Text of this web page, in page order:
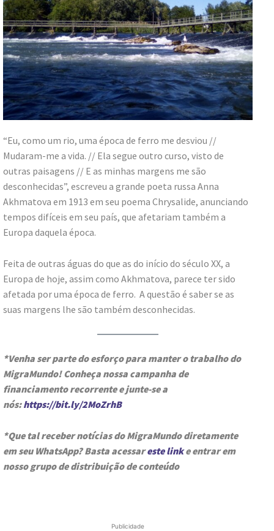
“Eu, como um rio, uma época de ferro me desviou //
Mudaram-me a vida. // Ela segue outro curso, visto de
outras paisagens // E as minhas margens me são
desconhecidas”, escreveu a grande poeta russa Anna
Akhmatova em 1913 em seu poema Chrysalide, anunciando
tempos difíceis em seu país, que afetariam também a
Europa daquela época.
Feita de outras águas do que as do início do século XX, a
Europa de hoje, assim como Akhmatova, parece ter sido
afetada por uma época de ferro. A questão é saber se as
suas margens lhe são também desconhecidas.
*Venha ser parte do esforço para manter o trabalho do
MigraMundo! Conheça nossa campanha de
financiamento recorrente e junte-se a
nós:https://bit.ly/2MoZrhB
*Que tal receber notícias do MigraMundo diretamente
em seu WhatsApp? Basta acessareste linke entrar em
nosso grupo de distribuição de conteúdo
Publicidade